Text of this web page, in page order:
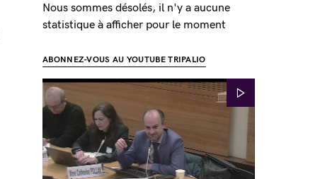
Nous sommes désolés, il n'y a aucune
statistique à afficher pour le moment
ABONNEZ-VOUS AU YOUTUBE TRIPALIO